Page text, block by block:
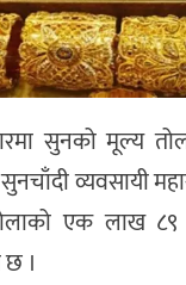
सुनको मूल्य
व्यवसायी
एक लाख ८९
।